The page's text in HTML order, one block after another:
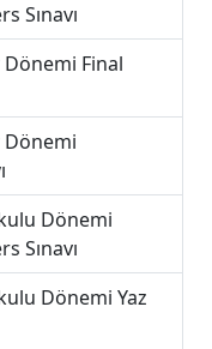
Sınavı
Final
Dönemi
Dönemi
Sınavı
Dönemi Yaz